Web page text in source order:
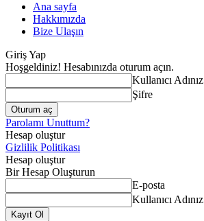
Ana sayfa
Hakkımızda
Bize Ulaşın
Giriş Yap
Hoşgeldiniz! Hesabınızda oturum açın.
Kullanıcı Adınız
Şifre
Parolamı Unuttum?
Hesap oluştur
Gizlilik Politikası
Hesap oluştur
Bir Hesap Oluşturun
E-posta
Kullanıcı Adınız